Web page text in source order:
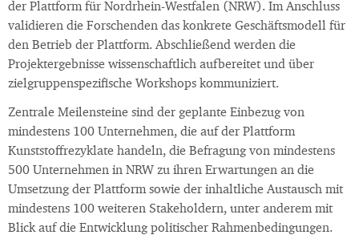
der Plattform für Nordrhein-Westfalen (NRW). Im Anschluss
validieren die Forschenden das konkrete Geschäftsmodell für
den Betrieb der Plattform. Abschließend werden die
Projektergebnisse wissenschaftlich aufbereitet und über
zielgruppenspezifische Workshops kommuniziert.
Zentrale Meilensteine sind der geplante Einbezug von
mindestens 100 Unternehmen, die auf der Plattform
Kunststoffrezyklate handeln, die Befragung von mindestens
500 Unternehmen in NRW zu ihren Erwartungen an die
Umsetzung der Plattform sowie der inhaltliche Austausch mit
mindestens 100 weiteren Stakeholdern, unter anderem mit
Blick auf die Entwicklung politischer Rahmenbedingungen.